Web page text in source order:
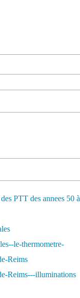
PTT des annees 50 à
le-thermometre-
Reims
Reims---illuminations